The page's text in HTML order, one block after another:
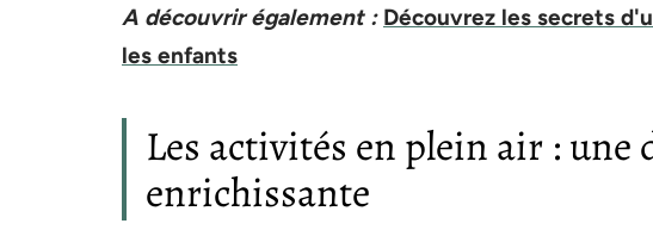
A découvrir également : Découvrez les secrets
les enfants
Les activités en plein air : une
enrichissante